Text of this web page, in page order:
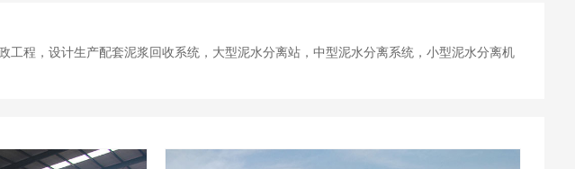
程，设计生产配套泥浆回收系统，大型泥水分离站，中型泥水分离系统，小型泥水分离机